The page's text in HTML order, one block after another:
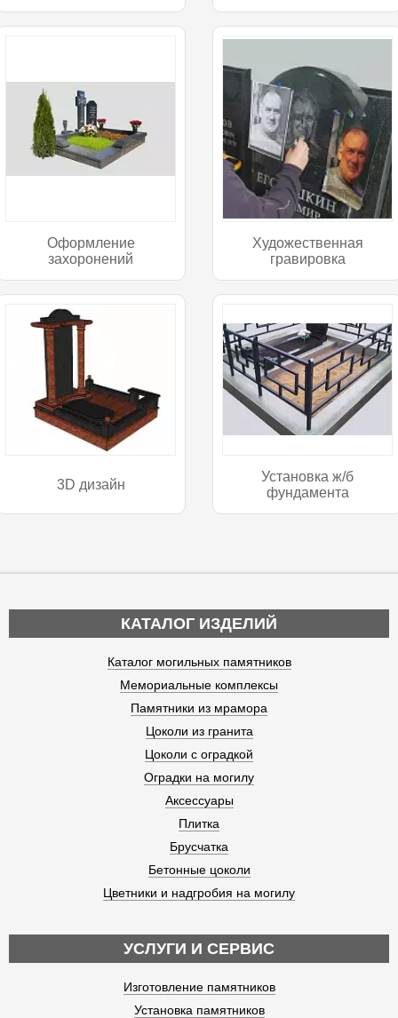
Оформление
захоронений
Художественная
гравировка
3D дизайн
Установка ж/б
фундамента
КАТАЛОГ ИЗДЕЛИЙ
Каталог могильных памятников
Мемориальные комплексы
Памятники из мрамора
Цоколи из гранита
Цоколи с оградкой
Оградки на могилу
Аксессуары
Плитка
Брусчатка
Бетонные цоколи
Цветники и надгробия на могилу
УСЛУГИ И СЕРВИС
Изготовление памятников
Установка памятников